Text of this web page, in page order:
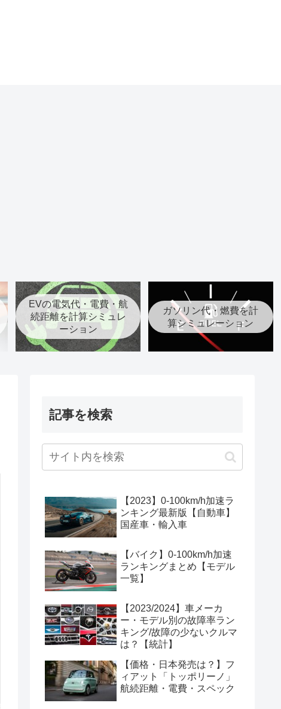
EVの電気代・電費・航
続距離を計算シミュレ
ーション
ガソリン代・燃費を計
算シミュレーション
記事を検索
【2023】0-100km/h加速ラ
ンキング最新版【自動車】
国産車・輸入車
【バイク】0-100km/h加速
ランキングまとめ【モデル
一覧】
【2023/2024】車メーカ
ー・モデル別の故障率ラン
キング/故障の少ないクルマ
は？【統計】
【価格・日本発売は？】フ
ィアット「トッポリーノ」
航続距離・電費・スペック